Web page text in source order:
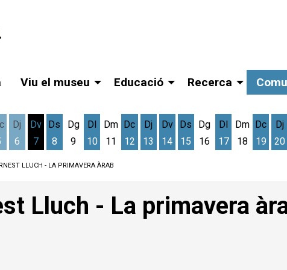
Viu el museu Educació Recerca
Dj
6
Dv
7
Ds
8
Dg
9
Dl
10
Dm
11
Dc
12
Dj
13
Dv
14
Ds
15
Dg
16
Dl
17
Dm
18
Dc
19
Dj
20
LLUCH - LA PRIMAVERA ÀRAB
Lluch - La primavera